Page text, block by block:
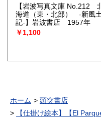
【岩波写真文庫 No.212
海道（東・北部） -新風
記-】岩波書店 1957年
￥1,100
ホーム
頭突書店
【仕掛け絵本】【El